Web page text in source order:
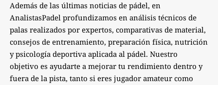
Además de las últimas noticias de pádel, en
AnalistasPadel profundizamos en análisis técnicos de
palas realizados por expertos, comparativas de material,
consejos de entrenamiento, preparación física, nutrición
y psicología deportiva aplicada al pádel. Nuestro
objetivo es ayudarte a mejorar tu rendimiento dentro y
fuera de la pista, tanto si eres jugador amateur como